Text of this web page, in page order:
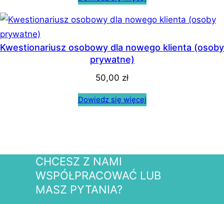
Kwestionariusz osobowy dla nowego klienta (osoby
prywatne)
50,00 zł
Dowiedz się więcej
CHCESZ Z NAMI
WSPÓŁPRACOWAĆ LUB
MASZ PYTANIA?